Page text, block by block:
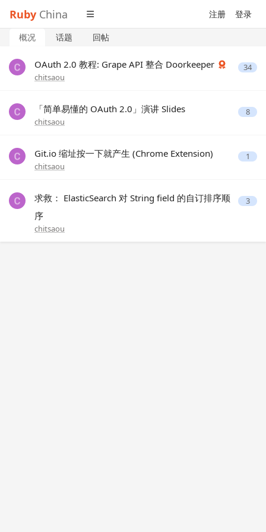
Ruby China 注册 登录
概况 话题 回帖
OAuth 2.0 教程: Grape API 整合 Doorkeeper
chitsaou
34
「简单易懂的 OAuth 2.0」演讲 Slides
chitsaou
8
Git.io 缩址按一下就产生 (Chrome Extension)
chitsaou
1
求救： ElasticSearch 对 String field 的自订排序顺
序
chitsaou
3